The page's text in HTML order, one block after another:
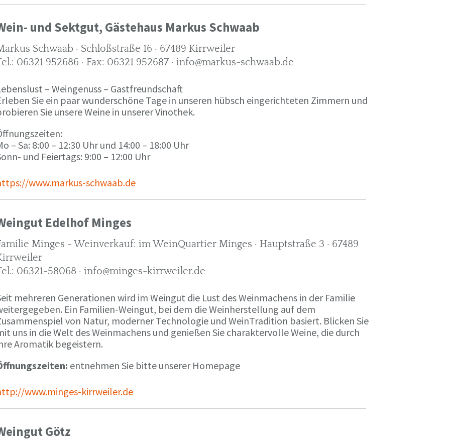
und Sektgut, Gästehaus Markus Schwaab
Schwaab · Schloßstraße 16 · 67489 Kirrweiler
06321 952686 · Fax: 06321 952687 · info@markus-schwaab.de
– Weingenuss – Gastfreundschaft
Sie ein paar wunderschöne Tage in unseren hübsch eingerichteten Zimmern und
Sie unsere Weine in unserer Vinothek.
– Sa: 8:00 – 12:30 Uhr und 14:00 – 18:00 Uhr
und Feiertags: 9:00 – 12:00 Uhr
www.markus-schwaab.de
Edelhof Minges
Minges - Weinverkauf: im WeinQuartier Minges · Hauptstraße 3 · 67489
06321-58068 · info@minges-kirrweiler.de
mehreren Generationen wird im Weingut die Lust des Weinmachens in der Familie
Ein Familien-Weingut, bei dem die Weinherstellung auf dem
von Natur, moderner Technologie und WeinTradition basiert. Blicken Sie
uns in die Welt des Weinmachens und genießen Sie charaktervolle Weine, die durch
Aromatik begeistern.
entnehmen Sie bitte unserer Homepage
www.minges-kirrweiler.de
Götz